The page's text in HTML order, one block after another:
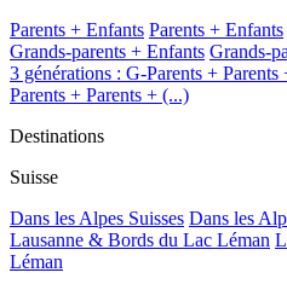
Parents + Enfants Parents + Enfants
Grands-parents + Enfants Grands-
3 générations : G-Parents + Parents
Parents + Parents + (...)
Destinations
Suisse
Dans les Alpes Suisses Dans les
Lausanne & Bords du Lac Léman
Léman